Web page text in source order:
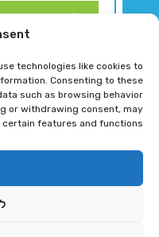
technologies like cookies to
Consenting to these
such as browsing behavior
or withdrawing consent, may
features and functions.